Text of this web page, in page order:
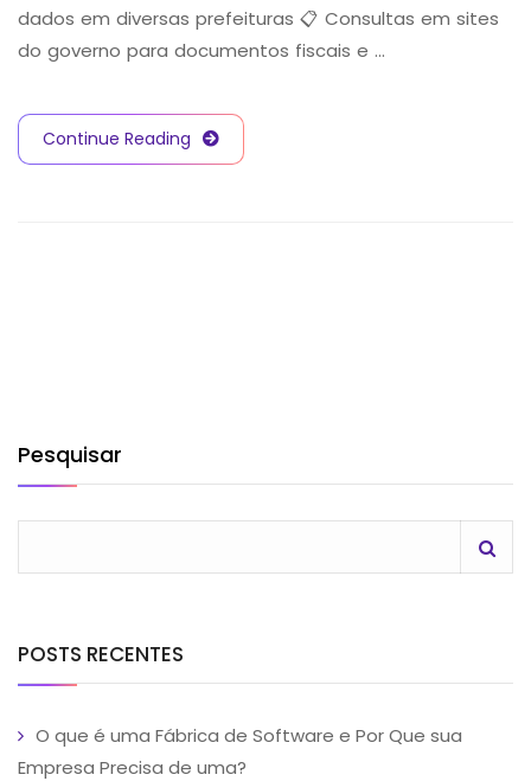
dados em diversas prefeituras 📋 Consultas em sites
do governo para documentos fiscais e …
Continue Reading
Pesquisar
POSTS RECENTES
O que é uma Fábrica de Software e Por Que sua
Empresa Precisa de uma?